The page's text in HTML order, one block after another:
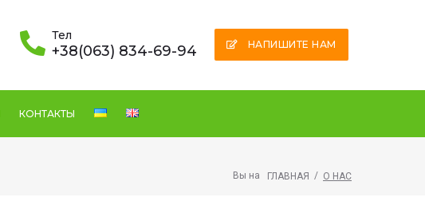
Тел
+38(063) 834-69-94 НАПИШИТЕ НАМ
КОНТАКТЫ
Вы на ГЛАВНАЯ / О НАС